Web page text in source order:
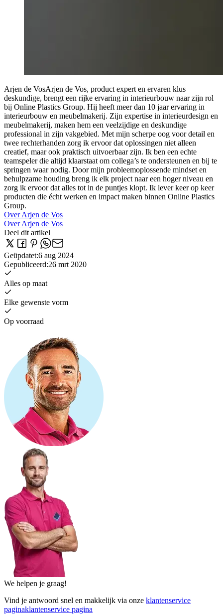
Arjen de VosArjen de Vos, product expert en ervaren klus
deskundige, brengt een rijke ervaring in interieurbouw naar zijn rol
bij Online Plastics Group. Hij heeft meer dan 10 jaar ervaring in
interieurbouw en meubelmakerij. Zijn expertise in interieurdesign en
meubelmakerij, maken hem een veelzijdige en deskundige
professional in zijn vakgebied. Met mijn scherpe oog voor detail en
twee rechterhanden zorg ik ervoor dat oplossingen niet alleen
creatief, maar ook praktisch uitvoerbaar zijn. Ik ben een echte
teamspeler die altijd klaarstaat om collega’s te ondersteunen en bij te
springen waar nodig. Door mijn probleemoplossende mindset en
behulpzame houding breng ik elk project naar een hoger niveau en
zorg ik ervoor dat alles tot in de puntjes klopt. Ik lever keer op keer
producten die écht werken en impact maken binnen Online Plastics
Group.
Over Arjen de Vos
Over Arjen de Vos
Deel dit artikel
Geüpdatet:6 aug 2024
Gepubliceerd:26 mrt 2020
Alles op maat
Elke gewenste vorm
Op voorraad
We helpen je graag!
Vind je antwoord snel en makkelijk via onze klantenservice
paginaklantenservice pagina